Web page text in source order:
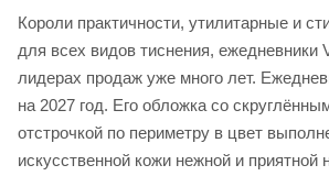
Короли практичности, утилитарные и
для всех видов тиснения, ежедневники
лидерах продаж уже много лет.
на 2027 год. Его обложка со
отстрочкой по периметру в цвет
искусственной кожи нежной и